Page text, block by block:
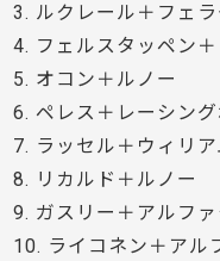
3. ルクレール＋フェラ
4. フェルスタッペン
5. オコン＋ルノー
6. ペレス＋レーシン
7. ラッセル＋ウィリア
8. リカルド＋ルノー
9. ガスリー＋アルファ
10. ライコネン＋アル